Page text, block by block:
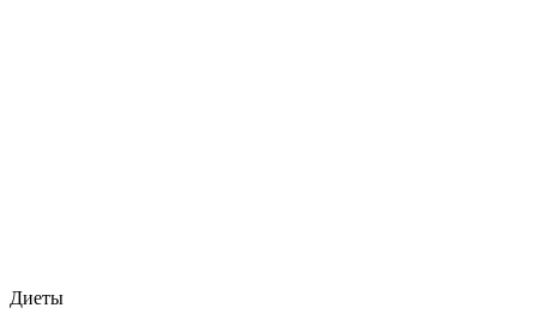
Диеты